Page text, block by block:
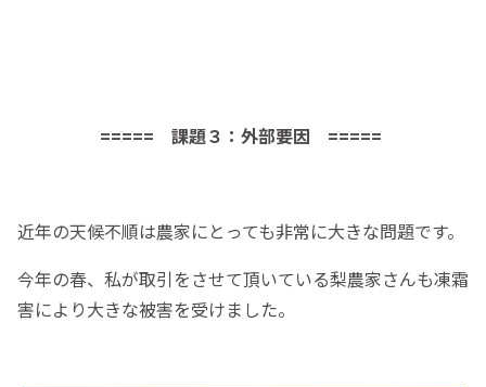
===== 課題３：外部要因 =====
近年の天候不順は農家にとっても非常に大きな問題です。
今年の春、私が取引をさせて頂いている梨農家さんも凍霜
害により大きな被害を受けました。